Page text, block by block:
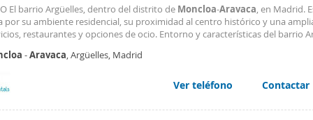
El barrio Argüelles, dentro del distrito de Moncloa-Aravaca, en Madrid.
por su ambiente residencial, su proximidad al centro histórico y una
restaurantes y opciones de ocio. Entorno y características del barrio
y gastronómica. Sus calles
-Aravaca, Argüelles, Madrid
Ver teléfono Contactar